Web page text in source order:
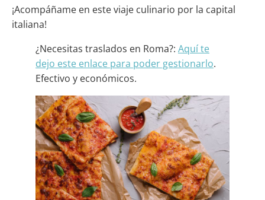
¡Acompáñame en este viaje culinario por la capital
italiana!
¿Necesitas traslados en Roma?: Aquí te
dejo este enlace para poder gestionarlo.
Efectivo y económicos.